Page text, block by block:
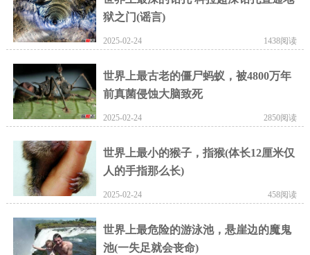
狱之门(谣言)
2025-02-24 1438阅读
世界上最古老的僵尸蚂蚁，被4800万年
前真菌侵蚀大脑致死
2025-02-24 2850阅读
世界上最小的猴子，指猴(体长12厘米仅
人的手指那么长)
2025-02-24 458阅读
世界上最危险的游泳池，悬崖边的魔鬼
池(一失足就会丧命)